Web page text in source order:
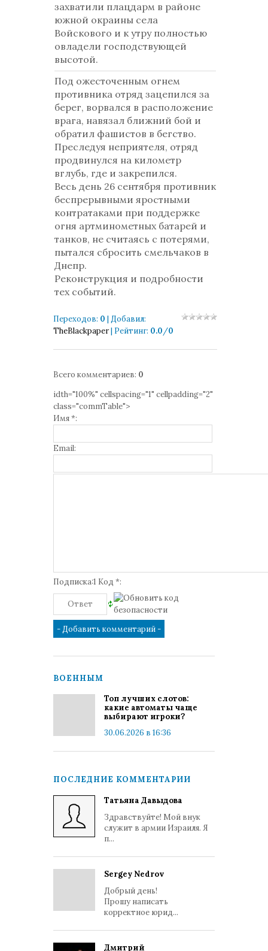
захватили плацдарм в районе
южной окраины села
Войскового и к утру полностью
овладели господствующей
высотой.
Под ожесточенным огнем
противника отряд зацепился за
берег, ворвался в расположение
врага, навязал ближний бой и
обратил фашистов в бегство.
Преследуя неприятеля, отряд
продвинулся на километр
вглубь, где и закрепился.
Весь день 26 сентября противник
беспрерывными яростными
контратаками при поддержке
огня артминометных батарей и
танков, не считаясь с потерями,
пытался сбросить смельчаков в
Днепр.
Реконструкция и подробности
тех событий.
Переходов: 0 | Добавил:
TheBlackpaper| Рейтинг: 0.0/0
Всего комментариев: 0
idth="100%" cellspacing="1" cellpadding="2"
class="commTable">
Имя *:
Email:
Подписка:1 Код *:
ВОЕННЫМ
Топ лучших слотов:
какие автоматы чаще
выбирают игроки?
30.06.2026 в 16:36
ПОСЛЕДНИЕ КОММЕНТАРИИ
Татьяна Давыдова
Здравствуйте! Мой внук
служит в армии Израиля. Я
п...
Sergey Nedrov
Добрый день!
Прошу написать
корректное юрид...
Дмитрий